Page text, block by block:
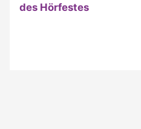
des Hörfestes